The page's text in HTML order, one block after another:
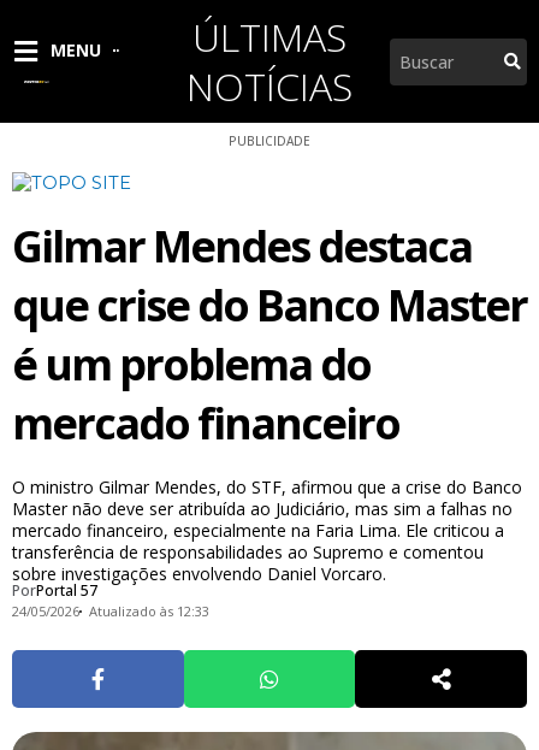
MENU
ÚLTIMAS
NOTÍCIAS
Pesquisar
PUBLICIDADE
Gilmar Mendes destaca
que crise do Banco Master
é um problema do
mercado financeiro
O ministro Gilmar Mendes, do STF, afirmou que a crise do Banco
Master não deve ser atribuída ao Judiciário, mas sim a falhas no
mercado financeiro, especialmente na Faria Lima. Ele criticou a
transferência de responsabilidades ao Supremo e comentou
sobre investigações envolvendo Daniel Vorcaro.
PorPortal 57
24/05/2026 Atualizado às 12:33